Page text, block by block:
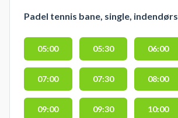
Padel tennis bane, single, indendørs
05:00 05:30 06:00
07:00 07:30 08:00
09:00 09:30 10:00